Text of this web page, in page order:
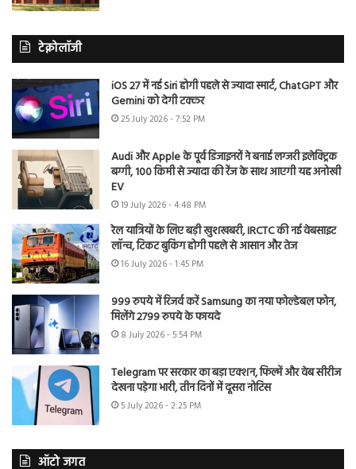
टेक्नोलॉजी
iOS 27 में नई Siri होगी पहले से ज्यादा स्मार्ट, ChatGPT और
Gemini को देगी टक्कर
25 July 2026 - 7:52 PM
Audi और Apple के पूर्व डिजाइनरों ने बनाई लग्जरी इलेक्ट्रिक
बग्गी, 100 किमी से ज्यादा की रेंज के साथ आएगी यह अनोखी
EV
19 July 2026 - 4:48 PM
रेल यात्रियों के लिए बड़ी खुशखबरी, IRCTC की नई वेबसाइट
लॉन्च, टिकट बुकिंग होगी पहले से आसान और तेज
16 July 2026 - 1:45 PM
999 रुपये में रिजर्व करें Samsung का नया फोल्डेबल फोन,
मिलेंगे 2799 रुपये के फायदे
8 July 2026 - 5:54 PM
Telegram पर सरकार का बड़ा एक्शन, फिल्में और वेब सीरीज
देखना पड़ेगा भारी, तीन दिनों में दूसरा नोटिस
5 July 2026 - 2:25 PM
ऑटो जगत